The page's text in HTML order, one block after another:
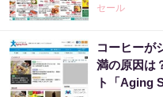
セール
コーヒーが
満の原因は
ト「Aging